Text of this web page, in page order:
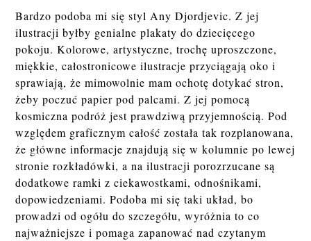
Bardzo podoba mi się styl Any Djordjevic. Z jej
ilustracji byłby genialne plakaty do dziecięcego
pokoju. Kolorowe, artystyczne, trochę uproszczone,
miękkie, całostronicowe ilustracje przyciągają oko i
sprawiają, że mimowolnie mam ochotę dotykać stron,
żeby poczuć papier pod palcami. Z jej pomocą
kosmiczna podróż jest prawdziwą przyjemnością. Pod
względem graficznym całość została tak rozplanowana,
że główne informacje znajdują się w kolumnie po lewej
stronie rozkładówki, a na ilustracji porozrzucane są
dodatkowe ramki z ciekawostkami, odnośnikami,
dopowiedzeniami. Podoba mi się taki układ, bo
prowadzi od ogółu do szczegółu, wyróżnia to co
najważniejsze i pomaga zapanować nad czytanym